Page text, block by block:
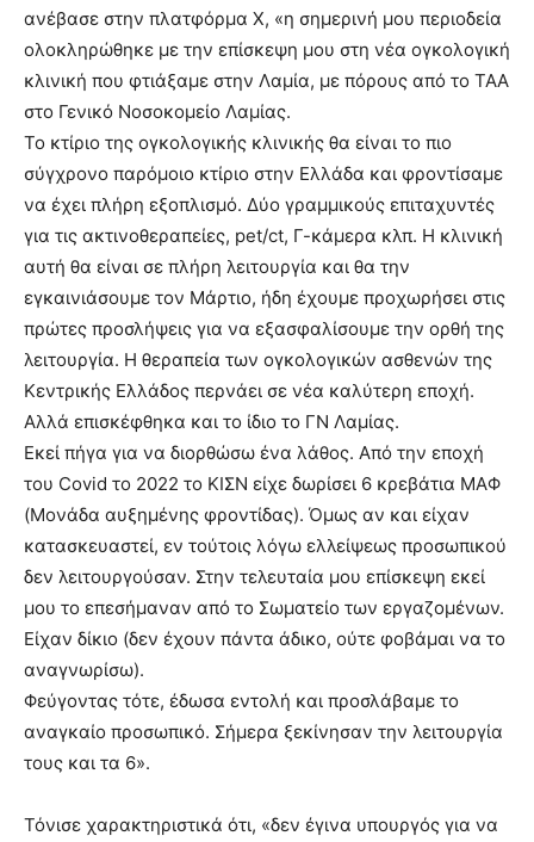
ανέβασε στην πλατφόρμα Χ, «η σημερινή μου περιοδεία
ολοκληρώθηκε με την επίσκεψη μου στη νέα ογκολογική
κλινική που φτιάξαμε στην Λαμία, με πόρους από το ΤΑΑ
στο Γενικό Νοσοκομείο Λαμίας.
Το κτίριο της ογκολογικής κλινικής θα είναι το πιο
σύγχρονο παρόμοιο κτίριο στην Ελλάδα και φροντίσαμε
να έχει πλήρη εξοπλισμό. Δύο γραμμικούς επιταχυντές
για τις ακτινοθεραπείες, pet/ct, Γ-κάμερα κλπ. Η κλινική
αυτή θα είναι σε πλήρη λειτουργία και θα την
εγκαινιάσουμε τον Μάρτιο, ήδη έχουμε προχωρήσει στις
πρώτες προσλήψεις για να εξασφαλίσουμε την ορθή της
λειτουργία. Η θεραπεία των ογκολογικών ασθενών της
Κεντρικής Ελλάδος περνάει σε νέα καλύτερη εποχή.
Αλλά επισκέφθηκα και το ίδιο το ΓΝ Λαμίας.
Εκεί πήγα για να διορθώσω ένα λάθος. Από την εποχή
του Covid το 2022 το ΚΙΣΝ είχε δωρίσει 6 κρεβάτια ΜΑΦ
(Μονάδα αυξημένης φροντίδας). Όμως αν και είχαν
κατασκευαστεί, εν τούτοις λόγω ελλείψεως προσωπικού
δεν λειτουργούσαν. Στην τελευταία μου επίσκεψη εκεί
μου το επεσήμαναν από το Σωματείο των εργαζομένων.
Είχαν δίκιο (δεν έχουν πάντα άδικο, ούτε φοβάμαι να το
αναγνωρίσω).
Φεύγοντας τότε, έδωσα εντολή και προσλάβαμε το
αναγκαίο προσωπικό. Σήμερα ξεκίνησαν την λειτουργία
τους και τα 6».
Τόνισε χαρακτηριστικά ότι, «δεν έγινα υπουργός για να